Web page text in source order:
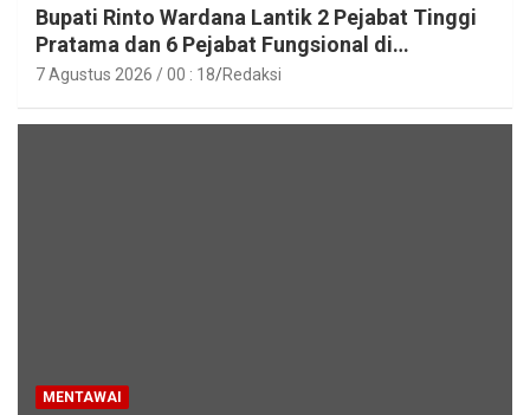
Bupati Rinto Wardana Lantik 2 Pejabat Tinggi
Pratama dan 6 Pejabat Fungsional di
Lingkungan Pemkab Kepulauan Mentawai
7 Agustus 2026 / 00 : 18 Redaksi
MENTAWAI